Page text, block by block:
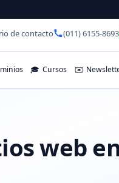
de contacto (011) 6155-8693
🎓 Cursos ✉️
web